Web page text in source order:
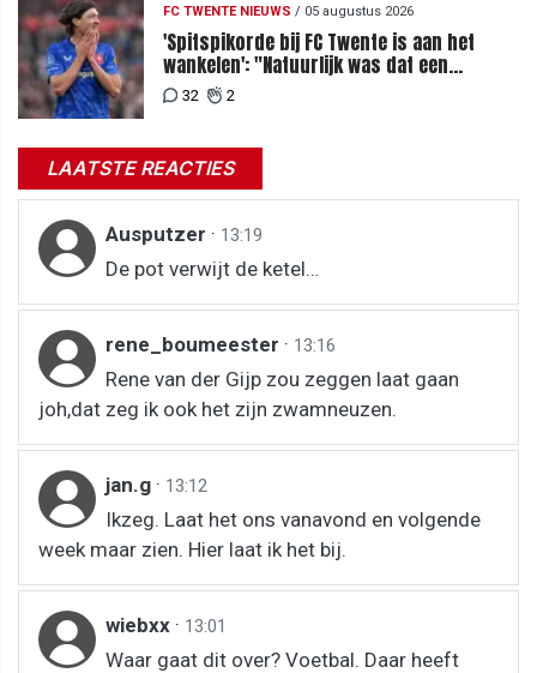
FC TWENTE NIEUWS / 05 augustus 2026
'Spitspikorde bij FC Twente is aan het
wankelen': "Natuurlijk was dat een
signaal"
32 2
LAATSTE REACTIES
Ausputzer · 13:19
De pot verwijt de ketel…
rene_boumeester · 13:16
Rene van der Gijp zou zeggen laat gaan
joh,dat zeg ik ook het zijn zwamneuzen.
jan.g · 13:12
Ikzeg. Laat het ons vanavond en volgende
week maar zien. Hier laat ik het bij.
wiebxx · 13:01
Waar gaat dit over? Voetbal. Daar heeft